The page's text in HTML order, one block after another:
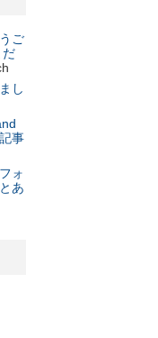
ご
だ
し
事
ォ
あ